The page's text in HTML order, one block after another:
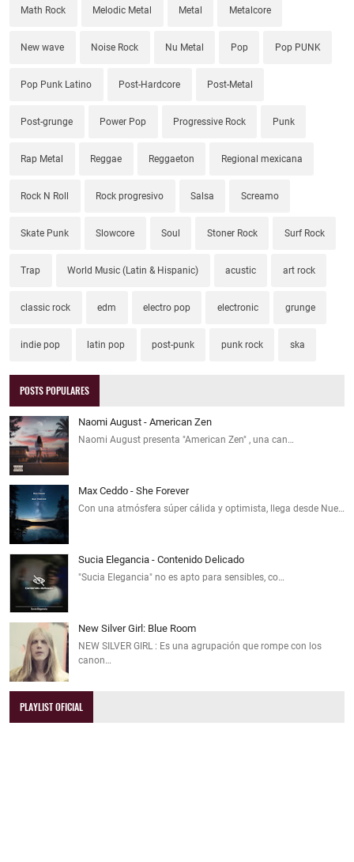
Math Rock Melodic Metal Metal Metalcore
New wave Noise Rock Nu Metal Pop Pop PUNK
Pop Punk Latino Post-Hardcore Post-Metal
Post-grunge Power Pop Progressive Rock Punk
Rap Metal Reggae Reggaeton Regional mexicana
Rock N Roll Rock progresivo Salsa Screamo
Skate Punk Slowcore Soul Stoner Rock Surf Rock
Trap World Music (Latin & Hispanic) acustic art rock
classic rock edm electro pop electronic grunge
indie pop latin pop post-punk punk rock ska
POSTS POPULARES
Naomi August - American Zen
Naomi August presenta "American Zen" , una can…
Max Ceddo - She Forever
Con una atmósfera súper cálida y optimista, llega desde Nue…
Sucia Elegancia - Contenido Delicado
"Sucia Elegancia" no es apto para sensibles, co…
New Silver Girl: Blue Room
NEW SILVER GIRL : Es una agrupación que rompe con los
canon…
PLAYLIST OFICIAL